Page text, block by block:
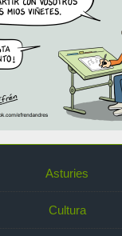
Asturies
Cultura